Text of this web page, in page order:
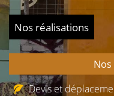
Nos réalisations
Devis et